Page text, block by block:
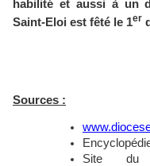
habilité et aussi à un
Saint-Eloi est fêté le 1er
Sources :
Site du